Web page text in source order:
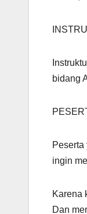
bidang
ingin
Karena
Dan